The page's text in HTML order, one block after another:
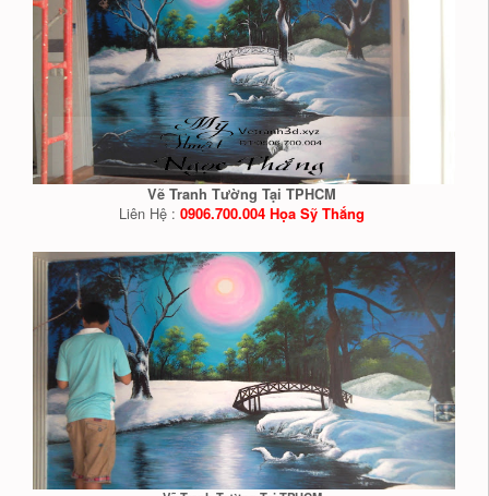
Vẽ Tranh Tường Tại TPHCM
Liên Hệ : 0906.700.004 Họa Sỹ Thắng